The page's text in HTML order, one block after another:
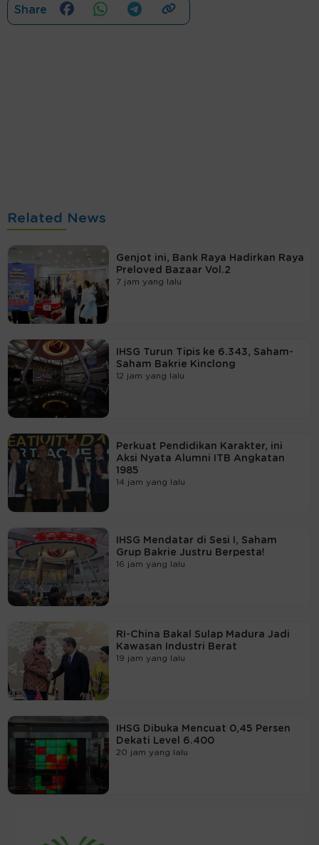
Share
Related News
Genjot ini, Bank Raya Hadirkan Raya
Preloved Bazaar Vol.2
7 jam yang lalu
IHSG Turun Tipis ke 6.343, Saham-
Saham Bakrie Kinclong
12 jam yang lalu
Perkuat Pendidikan Karakter, ini
Aksi Nyata Alumni ITB Angkatan
1985
14 jam yang lalu
IHSG Mendatar di Sesi I, Saham
Grup Bakrie Justru Berpesta!
16 jam yang lalu
RI-China Bakal Sulap Madura Jadi
Kawasan Industri Berat
19 jam yang lalu
IHSG Dibuka Mencuat 0,45 Persen
Dekati Level 6.400
20 jam yang lalu